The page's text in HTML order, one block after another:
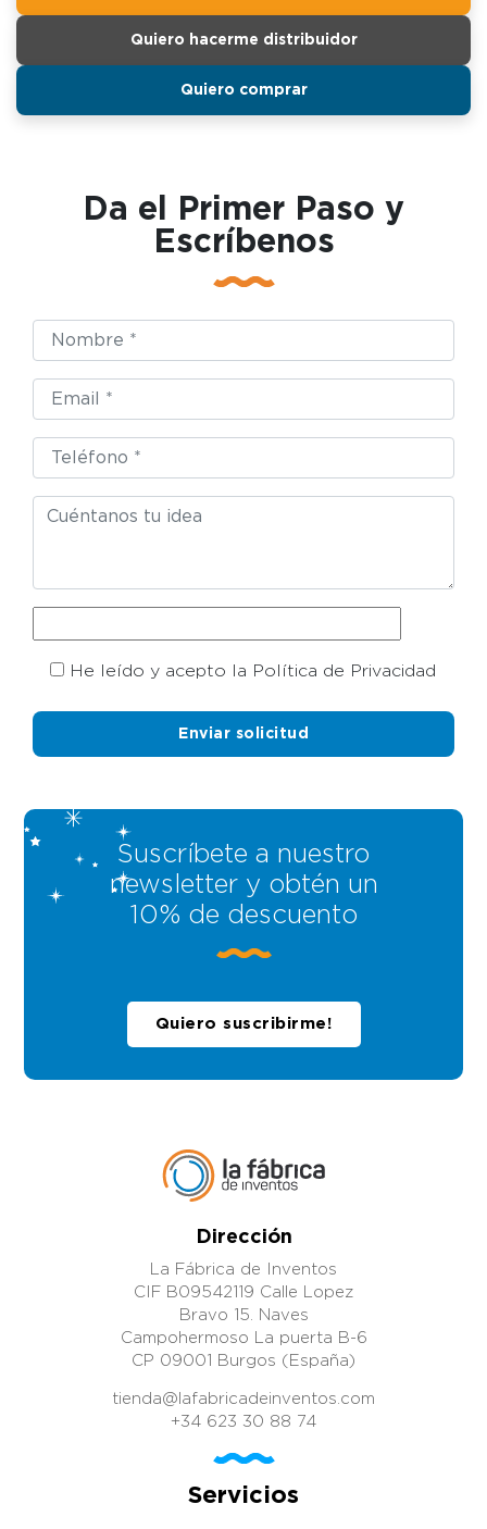
Quiero hacerme distribuidor
Quiero comprar
Da el Primer Paso y
Escríbenos
He leído y acepto la Política de Privacidad
Suscríbete a nuestro
newsletter y obtén un
10% de descuento
Quiero suscribirme!
Dirección
La Fábrica de Inventos
CIF B09542119 Calle Lopez
Bravo 15. Naves
Campohermoso La puerta B-6
CP 09001 Burgos (España)
tienda@lafabricadeinventos.com
+34 623 30 88 74
Servicios